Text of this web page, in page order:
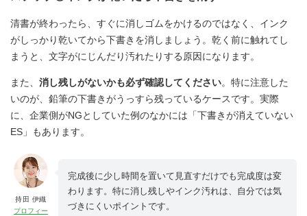
清書が終わったら、すぐに消しゴムをかけるのではなく、インク
がしっかり乾いてから下書きを消しましょう。乾く前に触れてし
まうと、文字がにじんだり汚れたりする原因になります。
また、 消し残しがないかも必ず確認してください。特に注意した
いのが、鉛筆の下書きがうっすら残っているケースです。実際
に、企業側がNGとしていた例のなかには「下書きが消えていない
ES」もあります。
持田 伊織
プロフィー
完成後に少し時間を置いて見直すだけでも完成度は変
わります。特に消し残しやインク汚れは、自分では気
づきにくいポイントです。